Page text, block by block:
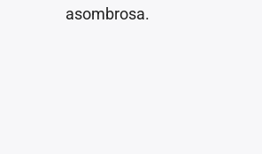
asombrosa.